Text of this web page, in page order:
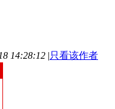
14:28:12 |只看该作者